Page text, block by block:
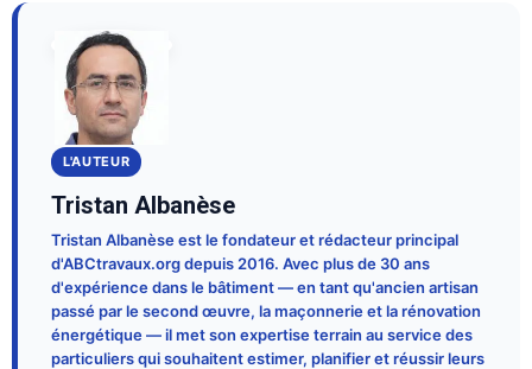
L'AUTEUR
Tristan Albanèse
Tristan Albanèse est le fondateur et rédacteur principal
d'ABCtravaux.org depuis 2016. Avec plus de 30 ans
d'expérience dans le bâtiment — en tant qu'ancien artisan
passé par le second œuvre, la maçonnerie et la rénovation
énergétique — il met son expertise terrain au service des
particuliers qui souhaitent estimer, planifier et réussir leurs